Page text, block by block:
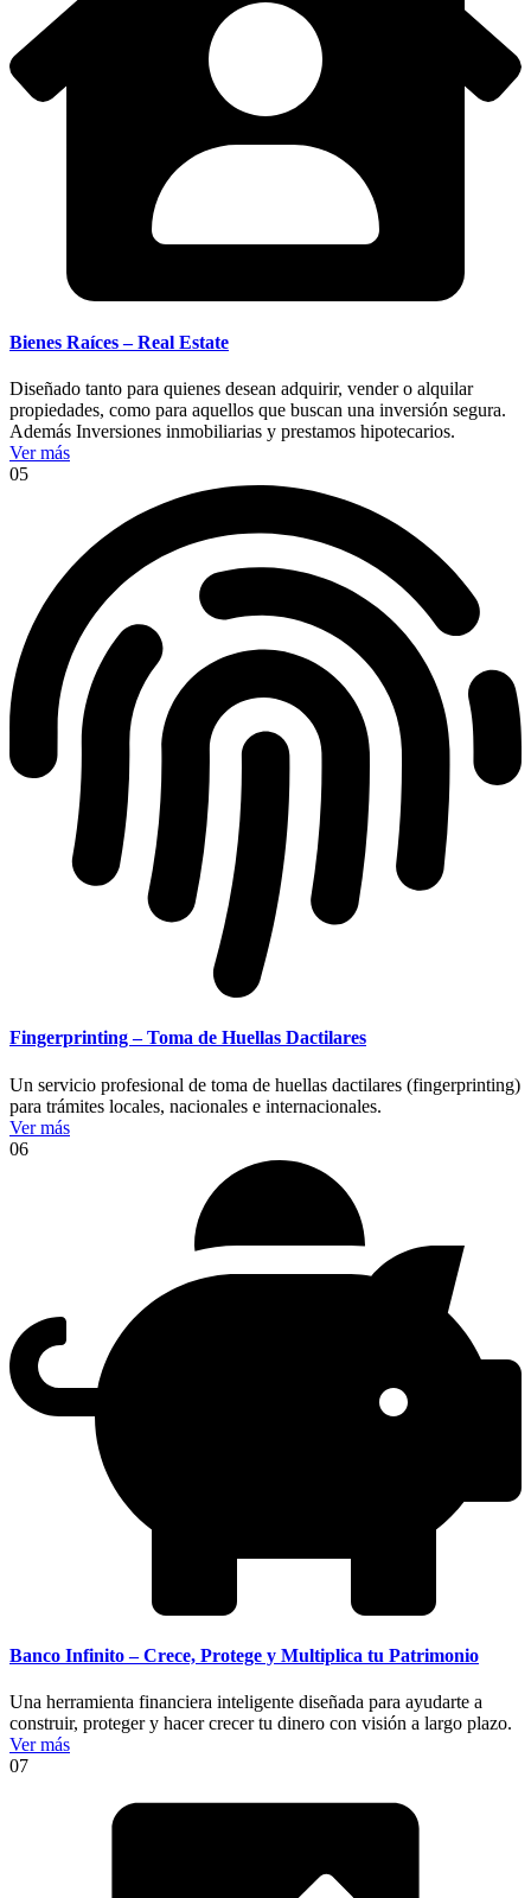
Bienes Raíces – Real Estate
Diseñado tanto para quienes desean adquirir, vender o alquilar
propiedades, como para aquellos que buscan una inversión segura.
Además Inversiones inmobiliarias y prestamos hipotecarios.
Ver más
05
Fingerprinting – Toma de Huellas Dactilares
Un servicio profesional de toma de huellas dactilares (fingerprinting)
para trámites locales, nacionales e internacionales.
Ver más
06
Banco Infinito – Crece, Protege y Multiplica tu Patrimonio
Una herramienta financiera inteligente diseñada para ayudarte a
construir, proteger y hacer crecer tu dinero con visión a largo plazo.
Ver más
07